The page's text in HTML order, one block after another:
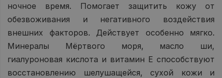
ночное время. Помогает защитить кожу от
обезвоживания и негативного воздействия
внешних факторов. Действует особенно мягко.
Минералы Мёртвого моря, масло ши,
гиалуроновая кислота и витамин E способствуют
восстановлению шелушащейся, сухой кожи и